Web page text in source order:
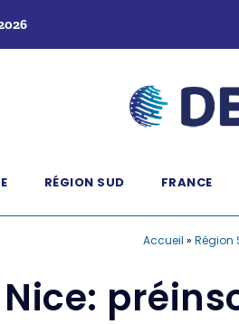
RÉGION SUD FRANCE
Accueil » Région
Nice: